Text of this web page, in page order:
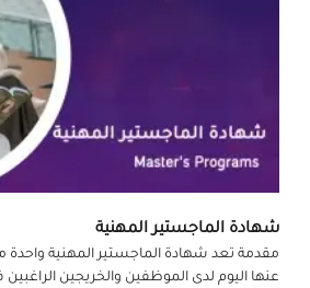
شهادة الماجستير المهنية
مقدمة تعد شهادة الماجستير المهنية واحدة
عنها اليوم لدى الموظفين والخريجين